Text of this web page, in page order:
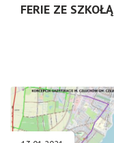
FERIE ZE SZKOŁĄ